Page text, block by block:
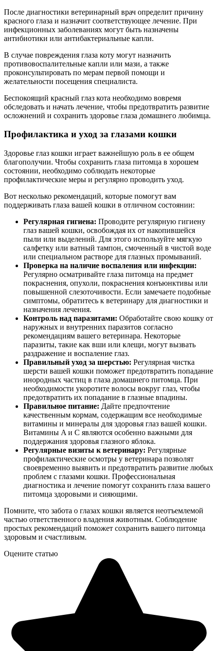
После диагностики ветеринарный врач определит причину
красного глаза и назначит соответствующее лечение. При
инфекционных заболеваниях могут быть назначены
антибиотики или антибактериальные капли.
В случае повреждения глаза коту могут назначить
противовоспалительные капли или мази, а также
проконсультировать по мерам первой помощи и
желательности посещения специалиста.
Беспокоящий красный глаз кота необходимо вовремя
обследовать и начать лечение, чтобы предотвратить развитие
осложнений и сохранить здоровье глаза домашнего любимца.
Профилактика и уход за глазами кошки
Здоровье глаз кошки играет важнейшую роль в ее общем
благополучии. Чтобы сохранить глаза питомца в хорошем
состоянии, необходимо соблюдать некоторые
профилактические меры и регулярно проводить уход.
Вот несколько рекомендаций, которые помогут вам
поддерживать глаза вашей кошки в отличном состоянии:
Регулярная гигиена: Проводите регулярную гигиену
глаз вашей кошки, освобождая их от накопившейся
пыли или выделений. Для этого используйте мягкую
салфетку или ватный тампон, смоченный в чистой воде
или специальном растворе для глазных промываний.
Проверка на наличие воспаления или инфекции:
Регулярно осматривайте глаза питомца на предмет
покраснения, опухоли, покраснения конъюнктивы или
повышенной слезоточивости. Если замечаете подобные
симптомы, обратитесь к ветеринару для диагностики и
назначения лечения.
Контроль над паразитами: Обработайте свою кошку от
наружных и внутренних паразитов согласно
рекомендациям вашего ветеринара. Некоторые
паразиты, такие как вши или клещи, могут вызвать
раздражение и воспаление глаз.
Правильный уход за шерстью: Регулярная чистка
шерсти вашей кошки поможет предотвратить попадание
инородных частиц в глаза домашнего питомца. При
необходимости укоротите волосы вокруг глаз, чтобы
предотвратить их попадание в глазные впадины.
Правильное питание: Дайте предпочтение
качественным кормам, содержащим все необходимые
витамины и минералы для здоровья глаз вашей кошки.
Витамины A и C являются особенно важными для
поддержания здоровья глазного яблока.
Регулярные визиты к ветеринару: Регулярные
профилактические осмотры у ветеринара позволят
своевременно выявить и предотвратить развитие любых
проблем с глазами кошки. Профессиональная
диагностика и лечение помогут сохранить глаза вашего
питомца здоровыми и сияющими.
Помните, что забота о глазах кошки является неотъемлемой
частью ответственного владения животным. Соблюдение
простых рекомендаций поможет сохранить вашего питомца
здоровым и счастливым.
Оцените статью